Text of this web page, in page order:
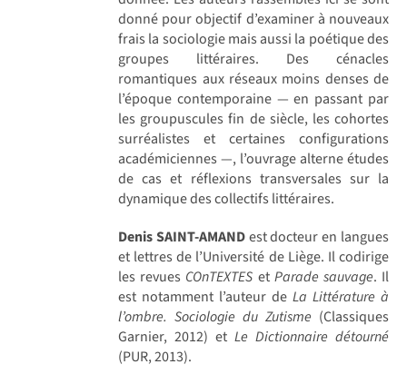
donné pour objectif d’examiner à nouveaux
frais la sociologie mais aussi la poétique des
groupes littéraires. Des cénacles
romantiques aux réseaux moins denses de
l’époque contemporaine — en passant par
les groupuscules fin de siècle, les cohortes
surréalistes et certaines configurations
académiciennes —, l’ouvrage alterne études
de cas et réflexions transversales sur la
dynamique des collectifs littéraires.
Denis SAINT-AMANDest docteur en langues
et lettres de l’Université de Liège. Il codirige
les revues COnTEXTES et Parade sauvage. Il
est notamment l’auteur deLa Littérature à
l’ombre. Sociologie du Zutisme (Classiques
Garnier, 2012) etLe Dictionnaire détourné
(PUR, 2013).